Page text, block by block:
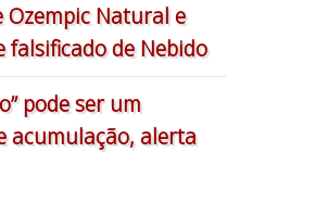
Ozempic Natural e
falsificado de Nebido
pode ser um
acumulação, alerta